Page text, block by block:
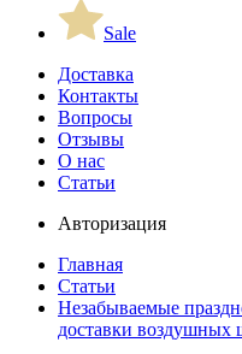
Sale
Доставка
Контакты
Вопросы
Отзывы
О нас
Статьи
Авторизация
Главная
Статьи
Незабываемые
доставки воздушных